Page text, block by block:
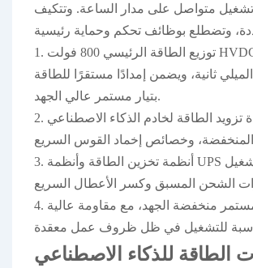
وتشغيل متواصل على مدار الساعة. وتتكيف
1. توزيع الطاقة الرئيسي 800 فولت HVDC AIDC: باعتباره المفتاح الرئيسي لقضبان DC-DC وإمدادات الطاقة لخزائن الخوادم، فهو يتكيف مع
على مستوى الميلي ثانية، ويضمن إمدادًا مستقرًا للطاقة
بتيار مستمر عالي الجهد.
2. وحدة تزويد الطاقة لخادم الذكاء الاصطناعي (PSU): مسؤولة عن قمع زيادة التيار، وتبديل الحمل، والتبديل السريع لوحدات تزويد الطاقة
3. أنظمة تخزين الطاقة وأنظمة UPS التي تعمل بالذكاء الاصطناعي: تتحكم في شحن وتفريغ البطارية، والتحويل بين الاتصال بالشبكة والتشغيل
4. وحدات تزويد الطاقة للذكاء الاصطناعي الطرفي/المثبتة على المركبات: تتكيف مع بيئات التيار المستمر منخفضة الجهد، مع مقاومة عالية
الطاقة للذكاء الاصطناعي